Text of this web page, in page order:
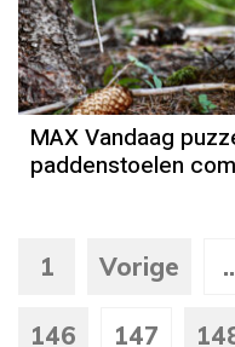
MAX Vandaag
paddenstoelen
1 Vorige
146 147